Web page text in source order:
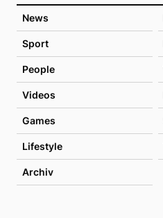
News
Sport
People
Videos
Games
Lifestyle
Archiv